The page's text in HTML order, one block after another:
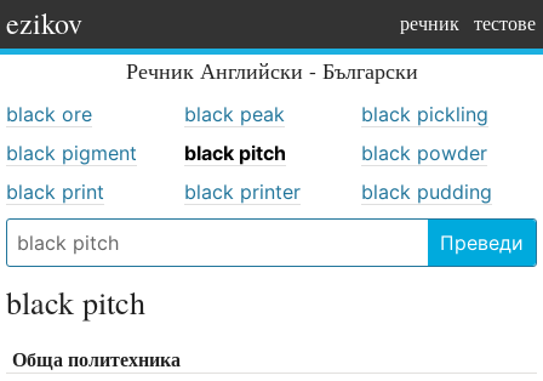
ezikov речник тестове
Речник Английски - Български
black ore black peak
black pickling
black pigment
black pitch
black powder
black print
black printer black pudding
Преведи
black pitch
Обща политехника